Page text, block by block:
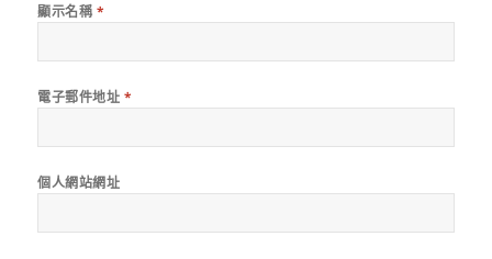
顯示名稱 *
電子郵件地址 *
個人網站網址